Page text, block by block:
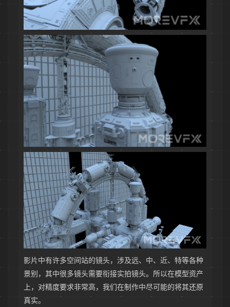
影片中有许多空间站的镜头，涉及远、中、近、特等各种
景别，其中很多镜头需要衔接实拍镜头。所以在模型资产
上，对精度要求非常高，我们在制作中尽可能的将其还原
真实。